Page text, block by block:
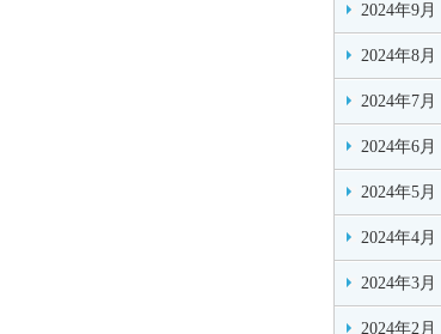
2024年9月
2024年8月
2024年7月
2024年6月
2024年5月
2024年4月
2024年3月
2024年2月